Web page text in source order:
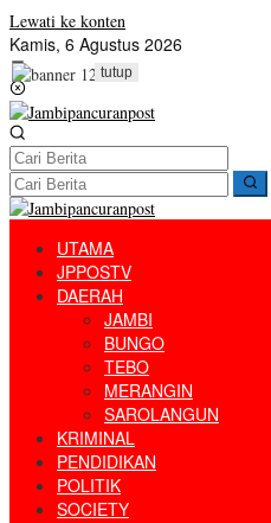
Lewati ke konten
Kamis, 6 Agustus 2026
UTAMA
JPPOSTV
DAERAH
JAMBI
BUNGO
TEBO
MERANGIN
SAROLANGUN
KRIMINAL
PENDIDIKAN
POLITIK
SOCIETY
tutup